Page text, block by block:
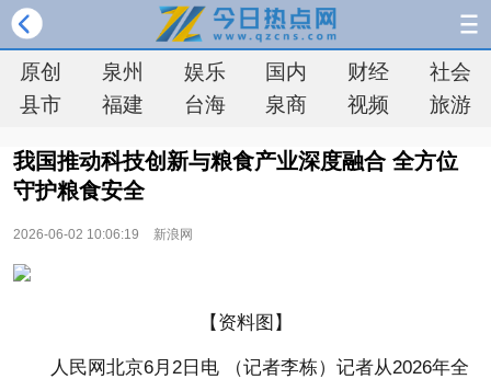
原创 泉州 娱乐 国内 财经
社会
县市
福建 台海 泉商 视频 旅游
我国推动科技创新与粮食产业深度融合 全方位
守护粮食安全
2026-06-02 10:06:19 新浪网
【资料图】
人民网北京6月2日电 （记者李栋）记者从2026年全